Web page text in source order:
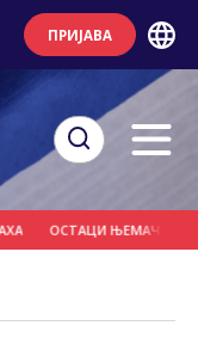
ПРИЈАВА
ОСТАЦИ ЊЕМАЧКИХ